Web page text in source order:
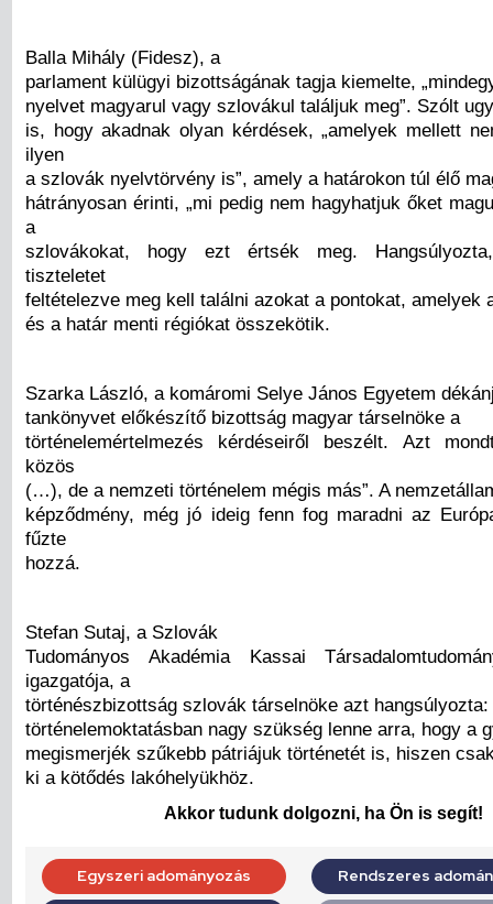
Balla Mihály (Fidesz), a
parlament külügyi bizottságának tagja kiemelte,
nyelvet magyarul vagy szlovákul találjuk meg”. Szólt
is, hogy akadnak olyan kérdések, „amelyek mellett
ilyen
a szlovák nyelvtörvény is”, amely a határokon túl élő
hátrányosan érinti, „mi pedig nem hagyhatjuk őket
a
szlovákokat, hogy ezt értsék meg.
tiszteletet
feltételezve meg kell találni azokat a pontokat, amelyek
és a határ menti régiókat összekötik.
Szarka László, a komáromi Selye János Egyetem
tankönyvet előkészítő bizottság magyar társelnöke a
történelemértelmezés kérdéseiről beszélt. Azt
közös
(…), de a nemzeti történelem mégis más”. A
képződmény, még jó ideig fenn fog maradni az
fűzte
hozzá.
Stefan Sutaj, a Szlovák
Tudományos Akadémia Kassai
igazgatója, a
történészbizottság szlovák társelnöke azt hangsúlyozta:
történelemoktatásban nagy szükség lenne arra, hogy a
megismerjék szűkebb pátriájuk történetét is, hiszen
ki a kötődés lakóhelyükhöz.
Akkor tudunk dolgozni, ha Ön is segít!